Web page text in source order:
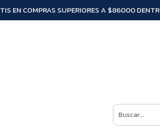
EN COMPRAS SUPERIORES A $86000